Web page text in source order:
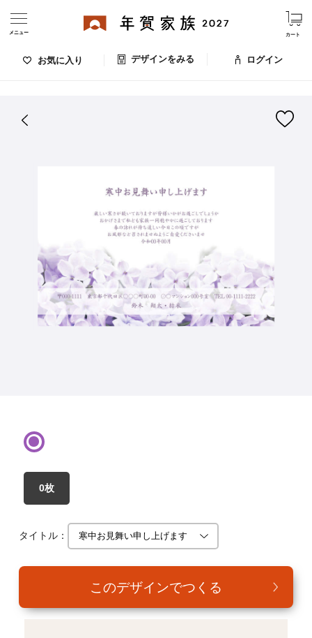
お気に入り デザインをみる
カート
ログイン
メニュー
デザインをみる
出荷日・配送
ご利用ガイド
年賀家族について
お問い合わせ
0枚
タイトル：